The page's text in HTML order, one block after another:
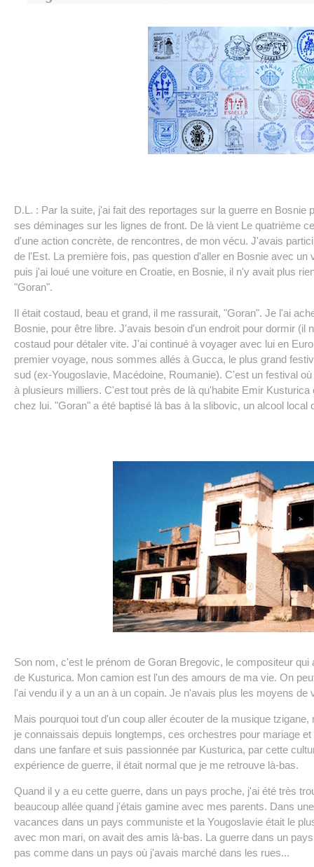
D.L. : Par la suite, j'ai fait des reportages sur la guerre en Bosnie
ses déminages sur les lignes de front. De là vient Le quatrième
d'une action concrète, de rencontres, de mon vécu. J'avais
de l'Est. La première fois, pas question d'aller en Bosnie avec
puis j'ai loué une voiture en Croatie, en Bosnie, il n'y avait plus
"Goran".
Il était costaud, beau et grand, il me rassurait, "Goran". Je l'ai
Bosnie, pour être libre. J'avais besoin d'un endroit pour dormir (il
costaud pour détaler vite. J'ai continué à voyager avec lui en
premier voyage, nous sommes allés à Gucca, le plus grand
sud (ex-Yougoslavie, Macédoine, Roumanie). C'est un festival
à plusieurs milliers. C'est tout près de là qu'habite Emir
chez lui. "Goran" a été baptisé là bas à la slibovic, un alcool local
Son nom, c'est le prénom de Goran Bregovic, le compositeur
de Kusturica. Mon camion est l'un des amours de ma vie. On
l'ai vendu il y a un an à un copain. Je n'avais plus les moyens de
Mais pourquoi tout d'un coup aller écouter de la musique
je connaissais depuis longtemps, ces orchestres pour mariage
dans une fanfare et suis passionnée par Kusturica, par cette
expérience de guerre, il était normal que je me retrouve là-bas.
Quand il y a eu cette guerre, dans un pays proche, j'ai été très
beaucoup allée quand j'étais gamine avec mes parents. Dans
vacances dans un pays communiste et la Yougoslavie était le
avec mon mari, on avait des amis là-bas. La guerre dans un
pas comme dans un pays où j'avais marché dans les rues...